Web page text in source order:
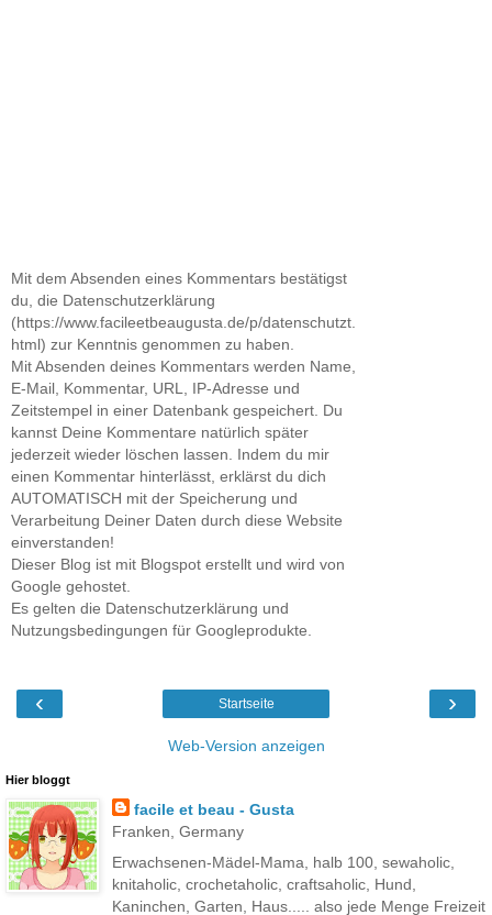
Mit dem Absenden eines Kommentars bestätigst
du, die Datenschutzerklärung
(https://www.facileetbeaugusta.de/p/datenschutzt.
html) zur Kenntnis genommen zu haben.
Mit Absenden deines Kommentars werden Name,
E-Mail, Kommentar, URL, IP-Adresse und
Zeitstempel in einer Datenbank gespeichert. Du
kannst Deine Kommentare natürlich später
jederzeit wieder löschen lassen. Indem du mir
einen Kommentar hinterlässt, erklärst du dich
AUTOMATISCH mit der Speicherung und
Verarbeitung Deiner Daten durch diese Website
einverstanden!
Dieser Blog ist mit Blogspot erstellt und wird von
Google gehostet.
Es gelten die Datenschutzerklärung und
Nutzungsbedingungen für Googleprodukte.
‹ ›
Startseite
Web-Version anzeigen
Hier bloggt
facile et beau - Gusta
Franken, Germany
Erwachsenen-Mädel-Mama, halb 100, sewaholic,
knitaholic, crochetaholic, craftsaholic, Hund,
Kaninchen, Garten, Haus..... also jede Menge Freizeit